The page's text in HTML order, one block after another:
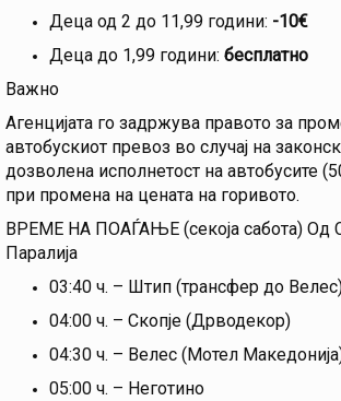
Деца од 2 до 11,99 години: -10€
Деца до 1,99 години: бесплатно
Важно
Агенцијата го задржува правото за
автобускиот превоз во случај на
дозволена исполнетост на автобусите
при промена на цената на горивото.
ВРЕМЕ НА ПОАЃАЊЕ (секоја сабота) Од
Паралија
03:40 ч. – Штип (трансфер до
04:00 ч. – Скопје (Дрводекор)
04:30 ч. – Велес (Мотел
05:00 ч. – Неготино